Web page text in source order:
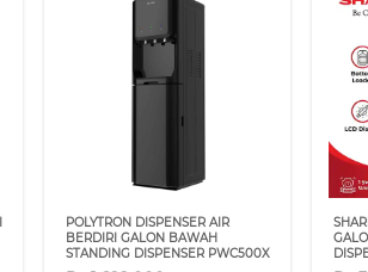
POLYTRON DISPENSER AIR
BERDIRI GALON BAWAH
STANDING DISPENSER PWC500X